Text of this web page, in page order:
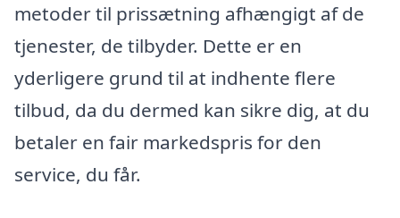
metoder til prissætning afhængigt af de
tjenester, de tilbyder. Dette er en
yderligere grund til at indhente flere
tilbud, da du dermed kan sikre dig, at du
betaler en fair markedspris for den
service, du får.